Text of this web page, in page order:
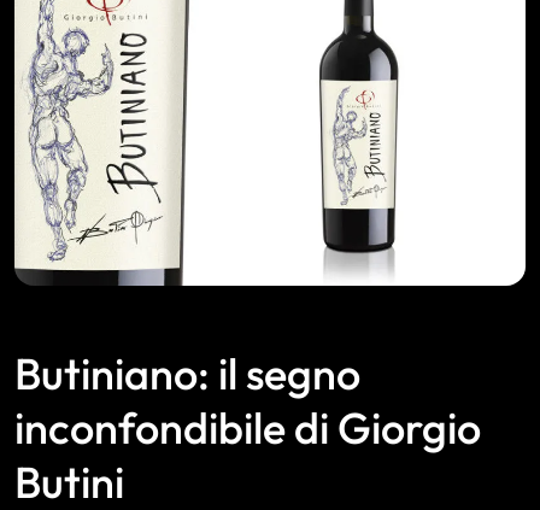
Butiniano: il segno
inconfondibile di Giorgio
Butini